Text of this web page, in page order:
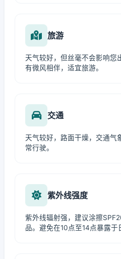
旅游
天气较好，但丝毫不会影响您
有微风相伴，适宜旅游。
交通
天气较好，路面干燥，交通气
常行驶。
紫外线强度
紫外线辐射强，建议涂擦
品。避免在10点至14点暴露于